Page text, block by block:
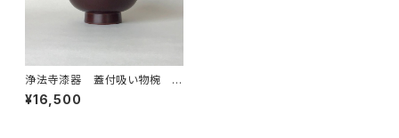
浄法寺漆器 蓋付吸い物椀
溜
¥16,500